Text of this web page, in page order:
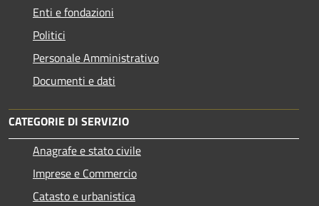
Enti e fondazioni
Politici
Personale Amministrativo
Documenti e dati
CATEGORIE DI SERVIZIO
Anagrafe e stato civile
Imprese e Commercio
Catasto e urbanistica